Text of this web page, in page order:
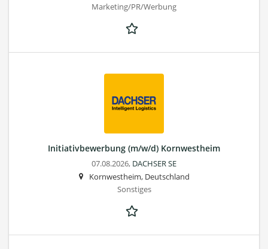
Marketing/PR/Werbung
Initiativbewerbung (m/w/d) Kornwestheim
07.08.2026, DACHSER SE
Kornwestheim, Deutschland
Sonstiges